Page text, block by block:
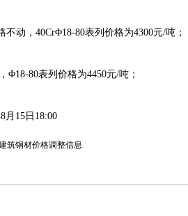
不动，40CrΦ18-80表列价格为4300元/吨；
Φ18-80表列价格为4450元/吨；
月15日18:00
筑钢材价格调整信息